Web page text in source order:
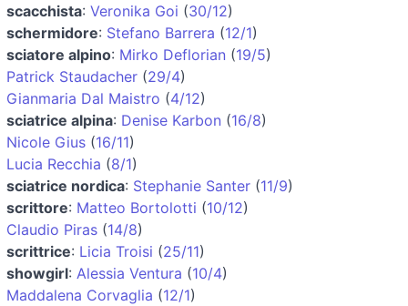
scacchista: Veronika Goi (30/12)
schermidore: Stefano Barrera (12/1)
sciatore alpino: Mirko Deflorian (19/5)
Patrick Staudacher (29/4)
Gianmaria Dal Maistro (4/12)
sciatrice alpina: Denise Karbon (16/8)
Nicole Gius (16/11)
Lucia Recchia (8/1)
sciatrice nordica: Stephanie Santer (11/9)
scrittore: Matteo Bortolotti (10/12)
Claudio Piras (14/8)
scrittrice: Licia Troisi (25/11)
showgirl: Alessia Ventura (10/4)
Maddalena Corvaglia (12/1)